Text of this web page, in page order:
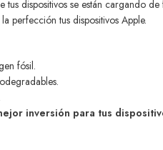
dispositivos se están cargando
perfección tus dispositivos Apple.
fósil.
mejor inversión para tus